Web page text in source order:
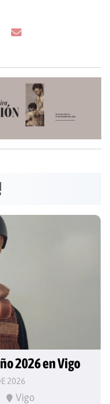
2026 en Vigo
2026
Vigo